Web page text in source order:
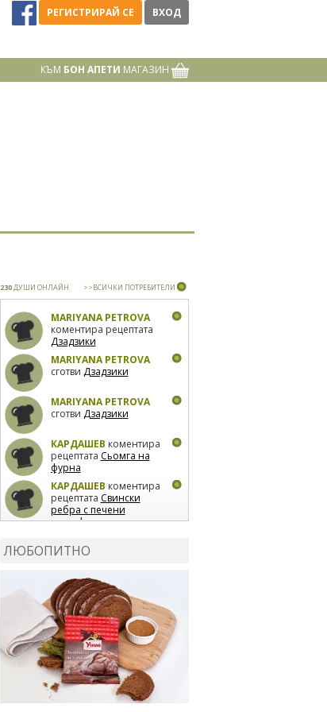
РЕГИСТРИРАЙ СЕ ВХОД
КЪМ БОН АПЕТИ МАГАЗИН
230ДУШИ ОНЛАЙН >>ВСИЧКИ ПОТРЕБИТЕЛИ
MARIYANA PETROVA
коментира рецептата
Дзадзики
MARIYANA PETROVA
сготви Дзадзики
MARIYANA PETROVA
сготви Дзадзики
КАРДАШЕВ коментира
рецептата Сьомга на
фурна
КАРДАШЕВ коментира
рецептата Свински
ребра с печени
картофи
лимон
коментира рецептата
Киноа със зеленчуци
ЛЮБОПИТНО